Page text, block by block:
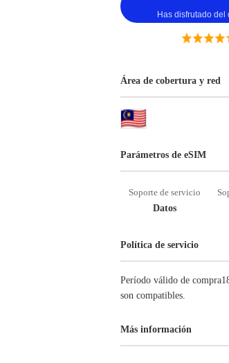
Has disfrutado del
Área de cobertura y red
Parámetros de eSIM
Soporte de servicio
Datos
Política de servicio
Período válido de
son compatibles.
Más información